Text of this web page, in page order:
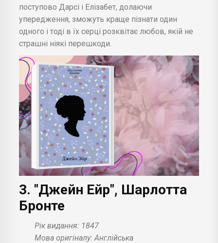
поступово Дарсі і Елізабет, долаючи
упередження, зможуть краще пізнати один
одного і тоді в їх серці розквітає любов, якій не
страшні ніякі перешкоди.
3. "Джейн Ейр", Шарлотта
Бронте
Рік видання: 1847
Мова оригіналу: Англійська